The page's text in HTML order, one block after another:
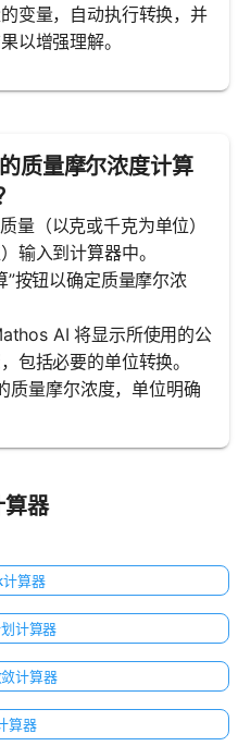
变量，自动执行转换，并
以增强理解。
质量摩尔浓度计算
量（以克或千克为单位）
输入到计算器中。
”按钮以确定质量摩尔浓
AI 将显示所使用的公
包括必要的单位转换。
质量摩尔浓度，单位明确
算器
算器
计算器
计算器
算器